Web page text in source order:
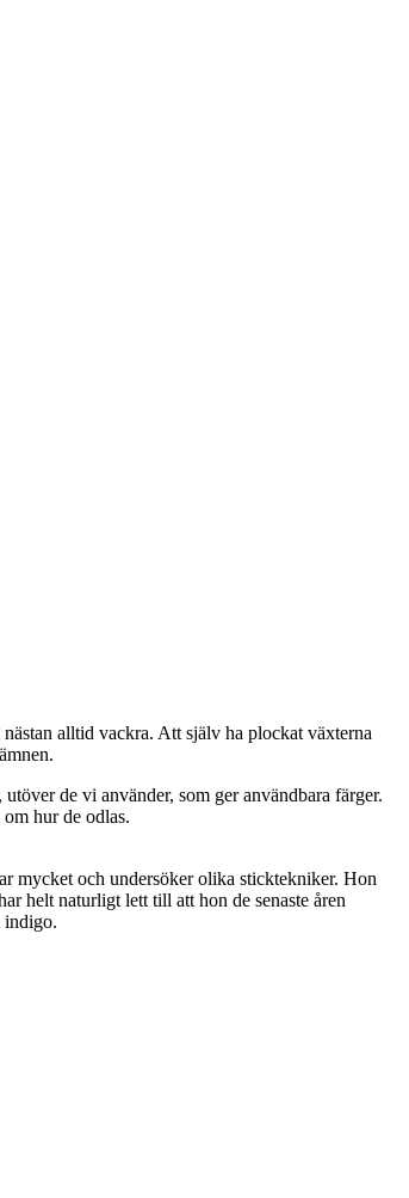
alltid vackra. Att själv ha plockat växterna
de vi använder, som ger användbara färger.
hur de odlas.
mycket och undersöker olika sticktekniker. Hon
helt naturligt lett till att hon de senaste åren
indigo.